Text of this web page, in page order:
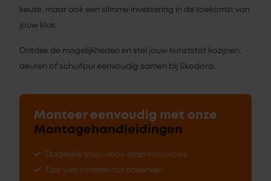
keuze, maar ook een slimme investering in de toekomst van
jouw klus.
Ontdek de mogelijkheden en stel jouw kunststof kozijnen,
deuren of schuifpui eenvoudig samen bij Skodora.
Monteer eenvoudig met onze
Montagehandleidingen
Duidelijke stap-voor-stap instructies
Tips van inmeten tot afwerken